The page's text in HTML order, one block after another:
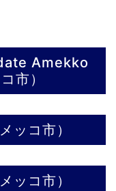
Amekko
市）
ッコ市）
ッコ市）